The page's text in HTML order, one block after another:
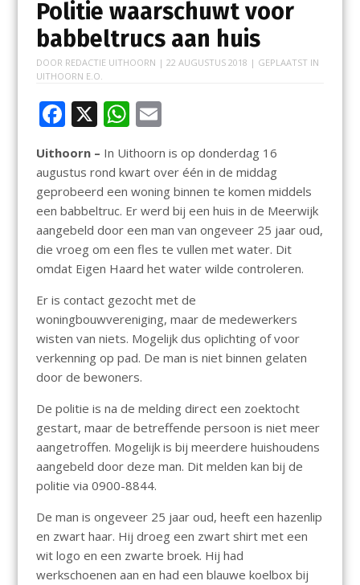
Politie waarschuwt voor
babbeltrucs aan huis
DOOR REDACTIE UITHOORN | 22 AUGUSTUS 2018 | GEPLAATST IN
UITHOORN E.O.
F
e
b
o
o
k
X W
h
at
s
A
p
p
E
ai
l
Uithoorn – In Uithoorn is op donderdag 16
augustus rond kwart over één in de middag
geprobeerd een woning binnen te komen middels
een babbeltruc. Er werd bij een huis in de Meerwijk
aangebeld door een man van ongeveer 25 jaar oud,
die vroeg om een fles te vullen met water. Dit
omdat Eigen Haard het water wilde controleren.
Er is contact gezocht met de
woningbouwvereniging, maar de medewerkers
wisten van niets. Mogelijk dus oplichting of voor
verkenning op pad. De man is niet binnen gelaten
door de bewoners.
De politie is na de melding direct een zoektocht
gestart, maar de betreffende persoon is niet meer
aangetroffen. Mogelijk is bij meerdere huishoudens
aangebeld door deze man. Dit melden kan bij de
politie via 0900-8844.
De man is ongeveer 25 jaar oud, heeft een hazenlip
en zwart haar. Hij droeg een zwart shirt met een
wit logo en een zwarte broek. Hij had
werkschoenen aan en had een blauwe koelbox bij